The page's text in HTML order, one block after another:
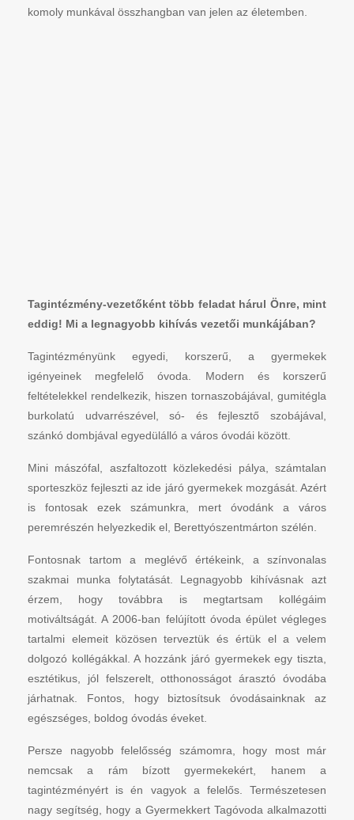
komoly munkával összhangban van jelen az életemben.
Tagintézmény-vezetőként több feladat hárul Önre, mint
eddig! Mi a legnagyobb kihívás vezetői munkájában?
Tagintézményünk egyedi, korszerű, a gyermekek
igényeinek megfelelő óvoda. Modern és korszerű
feltételekkel rendelkezik, hiszen tornaszobájával, gumitégla
burkolatú udvarrészével, só- és fejlesztő szobájával,
szánkó dombjával egyedülálló a város óvodái között.
Mini mászófal, aszfaltozott közlekedési pálya, számtalan
sporteszköz fejleszti az ide járó gyermekek mozgását. Azért
is fontosak ezek számunkra, mert óvodánk a város
peremrészén helyezkedik el, Berettyószentmárton szélén.
Fontosnak tartom a meglévő értékeink, a színvonalas
szakmai munka folytatását. Legnagyobb kihívásnak azt
érzem, hogy továbbra is megtartsam kollégáim
motiváltságát. A 2006-ban felújított óvoda épület végleges
tartalmi elemeit közösen terveztük és értük el a velem
dolgozó kollégákkal. A hozzánk járó gyermekek egy tiszta,
esztétikus, jól felszerelt, otthonosságot árasztó óvodába
járhatnak. Fontos, hogy biztosítsuk óvodásainknak az
egészséges, boldog óvodás éveket.
Persze nagyobb felelősség számomra, hogy most már
nemcsak a rám bízott gyermekekért, hanem a
tagintézményért is én vagyok a felelős. Természetesen
nagy segítség, hogy a Gyermekkert Tagóvoda alkalmazotti